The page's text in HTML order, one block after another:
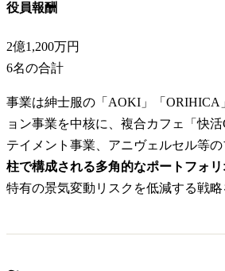
役員報酬
2億1,200万円
6名の合計
事業は紳士服の「AOKI」「ORIHICA
ョン事業を中核に、複合カフェ「快
テイメント事業、アニヴェルセル等
柱で構成される多角的なポートフォリ
特有の景気変動リスクを低減する戦略